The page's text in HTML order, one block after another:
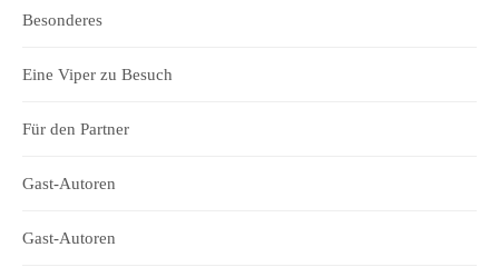
Besonderes
Eine Viper zu Besuch
Für den Partner
Gast-Autoren
Gast-Autoren